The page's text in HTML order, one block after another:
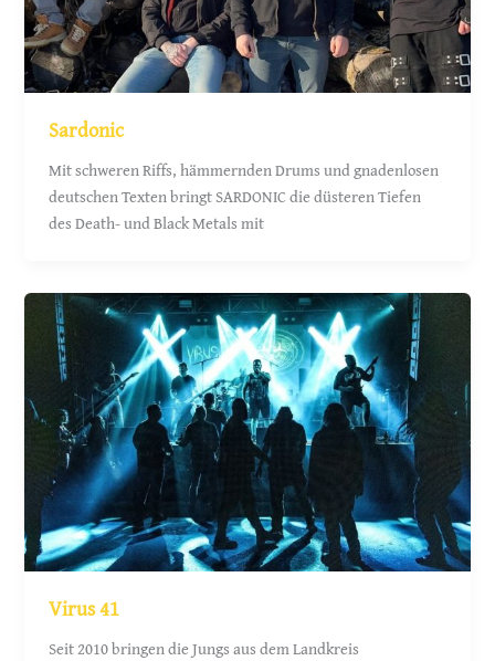
Sardonic
Mit schweren Riffs, hämmernden Drums und gnadenlosen
deutschen Texten bringt SARDONIC die düsteren Tiefen
des Death- und Black Metals mit
Virus 41
Seit 2010 bringen die Jungs aus dem Landkreis